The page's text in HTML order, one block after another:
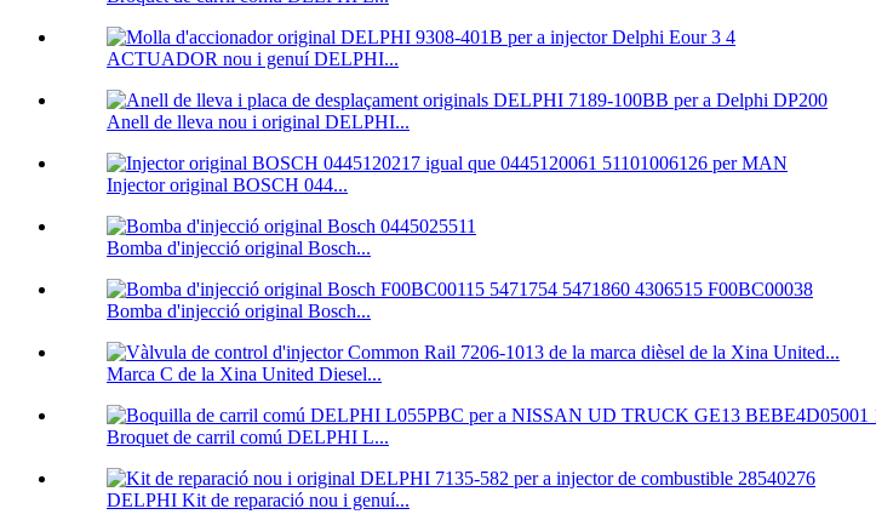
ACTUADOR nou i genuí DELPHI...
Anell de lleva nou i original DELPHI...
Injector original BOSCH 044...
Bomba d'injecció original Bosch...
Bomba d'injecció original Bosch...
Marca C de la Xina United Diesel...
Broquet de carril comú DELPHI L...
DELPHI Kit de reparació nou i genuí...